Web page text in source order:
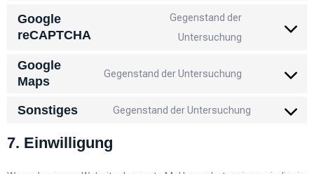
Google
reCAPTCHA
Gegenstand der
Untersuchung
Google
Maps
Gegenstand der Untersuchung
Sonstiges Gegenstand der Untersuchung
7. Einwilligung